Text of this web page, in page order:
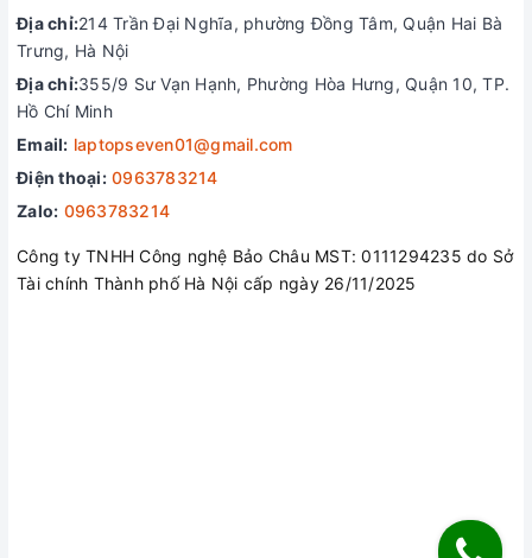
Cấu hình phần cứng mạnh mẽ
Chúng ta biết chắc rằng ThinkPad X1 carbon nhưng điểm
Liên hệ ngay đội ngũ hỗ trợ để nhận bộ quà tặng hấp dẫn
Địa chỉ:214 Trần Đại Nghĩa, phường Đồng Tâm, Quận Hai Bà
Trưng, Hà Nội
Địa chỉ:355/9 Sư Vạn Hạnh, Phường Hòa Hưng, Quận 10, TP.
Hồ Chí Minh
Email: laptopseven01@gmail.com
Điện thoại: 0963783214
Zalo: 0963783214
Công ty TNHH Công nghệ Bảo Châu MST: 0111294235 do Sở
Tài chính Thành phố Hà Nội cấp ngày 26/11/2025